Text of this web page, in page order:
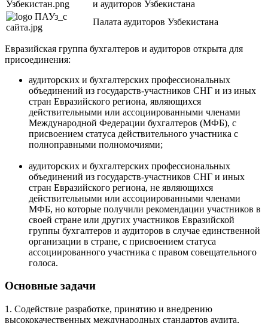
и аудиторов Узбекистана
Палата аудиторов Узбекистана
Евразийская группа бухгалтеров и аудиторов открыта для
присоединения:
аудиторских и бухгалтерских профессиональных
объединений из государств-участников СНГ и из иных
стран Евразийского региона, являющихся
действительными или ассоциированными членами
Международной Федерации бухгалтеров (МФБ), с
присвоением статуса действительного участника с
полноправными полномочиями;
аудиторских и бухгалтерских профессиональных
объединений из государств-участников СНГ и иных
стран Евразийского региона, не являющихся
действительными или ассоциированными членами
МФБ, но которые получили рекомендации участников в
своей стране или других участников Евразийской
группы бухгалтеров и аудиторов в случае единственной
организации в стране, с присвоением статуса
ассоциированного участника с правом совещательного
голоса.
Основные задачи
1. Содействие разработке, принятию и внедрению
высококачественных международных стандартов аудита,